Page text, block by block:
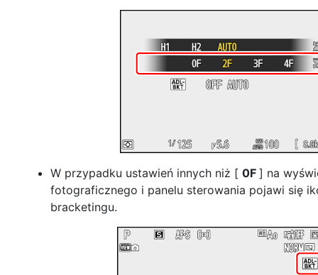
W przypadku ustawień innych niż [ 0F ] na
fotograficznego i panelu sterowania pojawi się
bracketingu.